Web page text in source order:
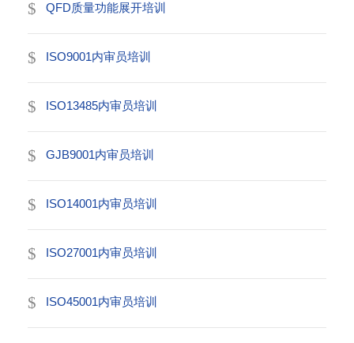
QFD质量功能展开培训
ISO9001内审员培训
ISO13485内审员培训
GJB9001内审员培训
ISO14001内审员培训
ISO27001内审员培训
ISO45001内审员培训